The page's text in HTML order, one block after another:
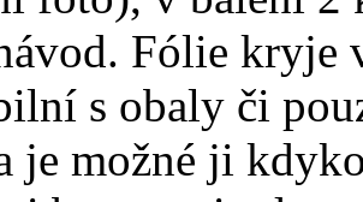
Fólie kryje
s obaly či
je možné ji